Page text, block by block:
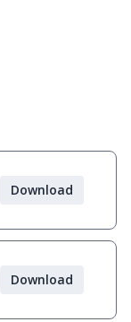
Download
Download